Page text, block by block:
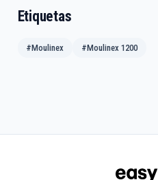
Etiquetas
#Moulinex #Moulinex 1200